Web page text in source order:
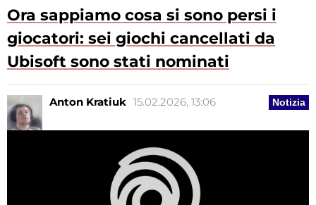
Ora sappiamo cosa si sono persi i
giocatori: sei giochi cancellati da
Ubisoft sono stati nominati
Notizia
Anton Kratiuk 15.02.2026, 13:06